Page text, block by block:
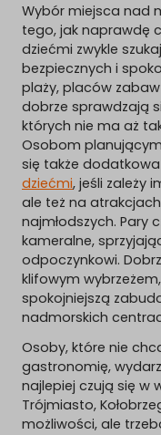
Wybór miejsca nad
tego, jak naprawdę
dziećmi zwykle
bezpiecznych i
plaży, placów
dobrze sprawdzają
których nie ma aż
Osobom
się także
dziećmi, jeśli zależy
ale też na
najmłodszych. Pary
kameralne,
odpoczynkowi.
klifowym
spokojniejszą
nadmorskich
Osoby, które nie
gastronomię,
najlepiej czują się w
Trójmiasto,
możliwości, ale